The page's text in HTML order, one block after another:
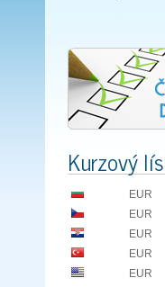
Kurzový
EUR
EUR
EUR
EUR
EUR